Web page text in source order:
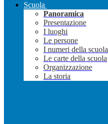
Scuola
Panoramica
Presentazione
I luoghi
Le persone
I numeri della scuola
Le carte della scuola
Organizzazione
La storia